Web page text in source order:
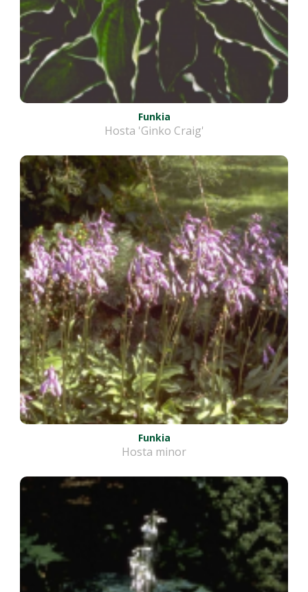
Funkia
Hosta 'Ginko Craig'
Funkia
Hosta minor